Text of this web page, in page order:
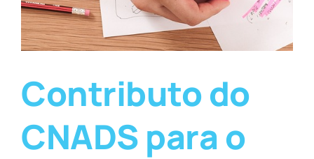
Contributo do
CNADS para o